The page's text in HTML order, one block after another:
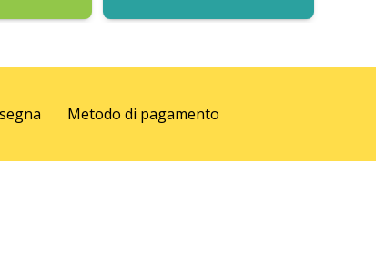
Metodo di pagamento